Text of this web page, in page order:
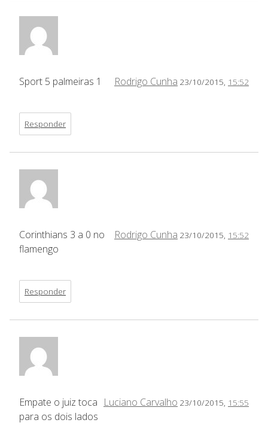
Rodrigo Cunha 23/10/2015, 15:52
Sport 5 palmeiras 1
Responder
Rodrigo Cunha 23/10/2015, 15:52
Corinthians 3 a 0 no
flamengo
Responder
Luciano Carvalho 23/10/2015, 15:55
Empate o juiz toca
para os dois lados